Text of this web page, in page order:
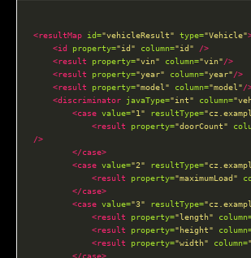
<resultMap id="vehicleResult" type="Vehicle"
<id
property="id" column="id"
/>
<result
property="vin" column="vin"/>
<result
property="year" column="year"/>
<result
property="model" column="model"/
<discriminator
javaType="int" column=
<case value="1" resultType=
<result
property="doorCount"
/>
</case>
<case value="2" resultType=
<result
property="maximumLoad"
</case>
<case value="3" resultType=
<result
property="length"
<result
property="height"
<result
property="width" column=
</case>